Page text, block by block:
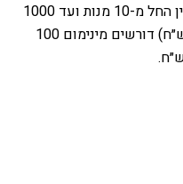
החל מ-10 מנות ועד 1000
מנות. תפריטי הפרימיום (170 ו-300 ש״ח) דורשים מינימום 100